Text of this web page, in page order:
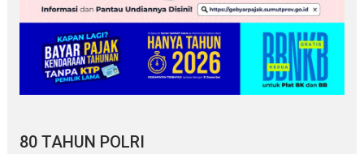
80 TAHUN POLRI